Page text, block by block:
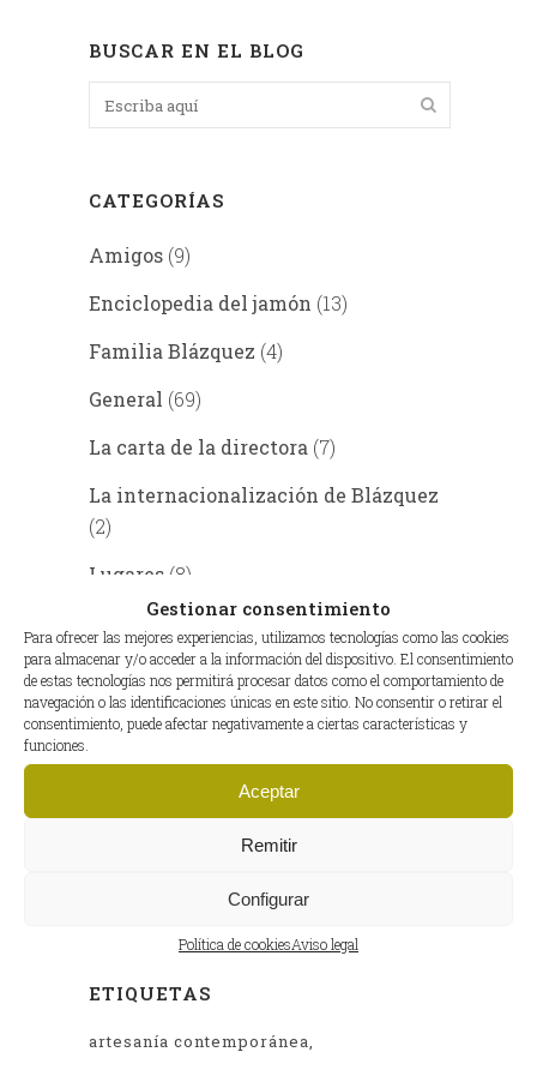
Gestionar consentimiento
Para ofrecer las mejores experiencias, utilizamos tecnologías como las cookies
para almacenar y/o acceder a la información del dispositivo. El consentimiento
de estas tecnologías nos permitirá procesar datos como el comportamiento de
navegación o las identificaciones únicas en este sitio. No consentir o retirar el
consentimiento, puede afectar negativamente a ciertas características y
funciones.
Aceptar
Remitir
Configurar
Política de cookiesAviso legal
BUSCAR EN EL BLOG
CATEGORÍAS
Amigos (9)
Enciclopedia del jamón (13)
Familia Blázquez (4)
General (69)
La carta de la directora (7)
La internacionalización de Blázquez
(2)
Lugares (8)
motoGP(2)
Planes(13)
Recetas(10)
Salud(6)
ENTRADAS ANTERIORES
ETIQUETAS
artesanía contemporánea